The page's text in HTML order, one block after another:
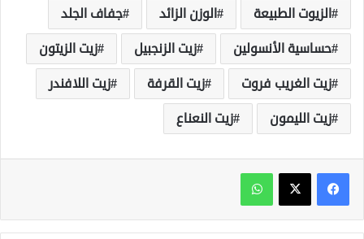
الزيوت الطبيعة الوزن الزائد
جفاف الجلد
حساسية الأنسولين
زيت الزنجبيل
زيت الزيتون
زيت الغريب فروت
زيت القرفة
زيت اللافندر
زيت الليمون
زيت النعناع
واتساب